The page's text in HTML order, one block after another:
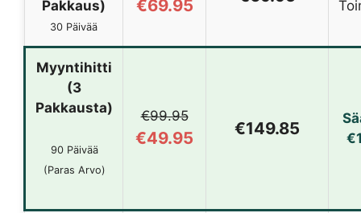
Pakkaus)
30 Päivää
€69.95
Myyntihitti
(3
Pakkausta)
90 Päivää
(Paras Arvo)
€99.95
€49.95 €149.85